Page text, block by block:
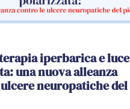
iperbarica e luce
una nuova alleanza
neuropatiche del